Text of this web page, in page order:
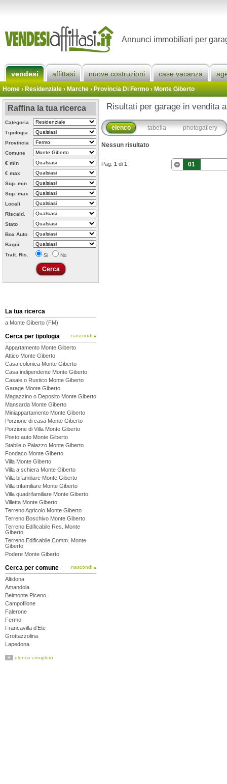
Annunci immobiliari per
vendesi affittasi nuove costruzioni case vacanza
Home› Residenziale › Marche ›Provincia Di Fermo›Monte Giberto
Raffina la tua ricerca
Categoria
Tipologia
Provincia
Comune
€ min
€ max
Sup. min
Sup. max
Locali
Riscald.
Stato
Box Auto
Bagni
Tratt. Ris.
Si No
La tua ricerca
a Monte Giberto (FM)
Cerca per tipologia nascondi ▴
Appartamento Monte Giberto
Attico Monte Giberto
Casa colonica Monte Giberto
Casa indipendente Monte Giberto
Casale o Rustico Monte Giberto
Garage Monte Giberto
Magazzino o Deposito Monte Giberto
Mansarda Monte Giberto
Miniappartamento Monte Giberto
Porzione di casa Monte Giberto
Porzione di Villa Monte Giberto
Posto auto Monte Giberto
Stabile o Palazzo Monte Giberto
Fondaco Monte Giberto
Villa Monte Giberto
Villa a schiera Monte Giberto
Villa bifamiliare Monte Giberto
Villa trifamiliare Monte Giberto
Villa quadrifamiliare Monte Giberto
Villetta Monte Giberto
Terreno Agricolo Monte Giberto
Terreno Boschivo Monte Giberto
Terreno Edificabile Res. Monte
Giberto
Terreno Edificabile Comm. Monte
Giberto
Podere Monte Giberto
Cerca per comune nascondi ▴
Altidona
Amandola
Belmonte Piceno
Campofilone
Falerone
Fermo
Francavilla d'Ete
Grottazzolina
Lapedona
Massa Fermana
+ elenco completo
Risultati per garage in vendita
elenco tabella photogallery
Nessun risultato
Pag. 1 di 1 01